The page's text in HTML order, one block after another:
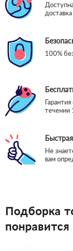
100%
течении
Не
вам
Подборка
понравится